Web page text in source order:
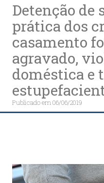
Detenção de
prática dos
casamento
agravado,
doméstica e
Publicado em06/06/2019